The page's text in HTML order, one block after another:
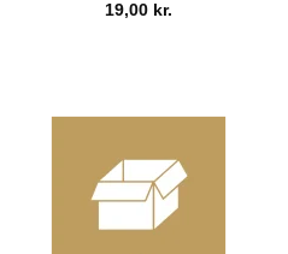
19,00 kr.